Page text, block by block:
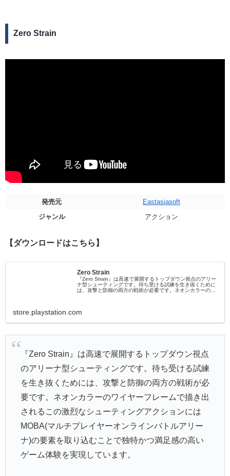
Zero Strain
発売元
Eastasiasoft
ジャンル
アクション
【ダウンロードはこちら】
Zero Strain
『Zero Strain』は高速で展開するトップダウン視点のアリー
ナ型シューティングです。待ち受ける試練を生き抜くために
は、攻撃と防御の両方の戦術が必要です。ネオンカラーのワ
store.playstation.com
『Zero Strain』は高速で展開するトップダウン視点
のアリーナ型シューティングです。待ち受ける試練
を生き抜くためには、攻撃と防御の両方の戦術が必
要です。ネオンカラーのワイヤーフレームで描き出
されるこの激烈なシューティングアクションには
MOBA(マルチプレイヤーオンラインバトルアリー
ナ)の要素を取り込むことで独特かつ満足感の高い
ゲーム体験を実現しています。